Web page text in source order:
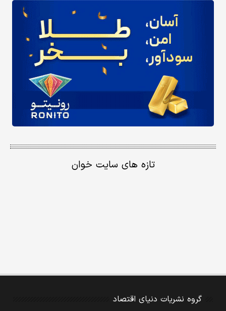
تازه های سایت خوان
گروه نشریات دنیای اقتصاد